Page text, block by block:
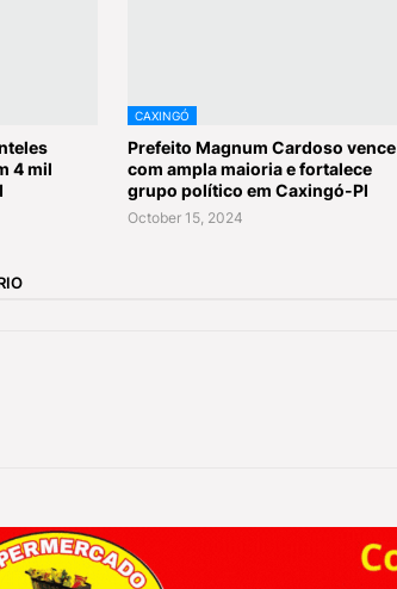
4 mil
CAXINGÓ
Prefeito Magnum Cardoso vence
com ampla maioria e fortalece
grupo político em Caxingó-PI
October 15, 2024